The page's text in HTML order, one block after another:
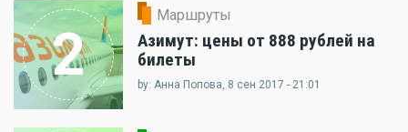
2
Маршруты
Азимут: цены от 888 рублей на
билеты
by: Анна Попова, 8 сен 2017 - 21:01